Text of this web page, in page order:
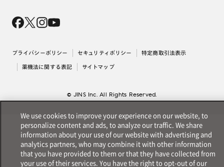
採用情報
出店について
プライバシーポリシー セキュリティポリシー 特定商取引法表示
薬機法に関する表記 サイトマップ
© JINS Inc. All Rights Reserved.
We use cookies to improve your experience on our website, to
personalize content and ads, to analyze our traffic. We share
information about your use of our website with advertising and
analytics partners, who may combine it with other information
that you have provided to them or that they have collected from
your use of their services. You have the right to opt-out of our